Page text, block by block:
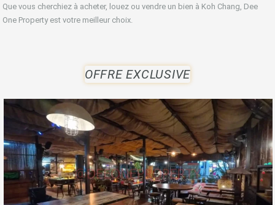
Que vous cherchiez à acheter, louez ou vendre un bien à Koh Chang, Dee
One Property est votre meilleur choix.
OFFRE EXCLUSIVE